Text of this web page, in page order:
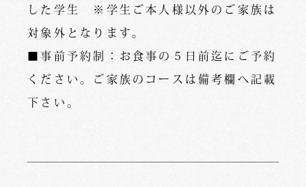
した学生 ※学生ご本人様以外のご家族は
対象外となります。
■事前予約制：お食事の５日前迄にご予約
ください。ご家族のコースは備考欄へ記載
下さい。